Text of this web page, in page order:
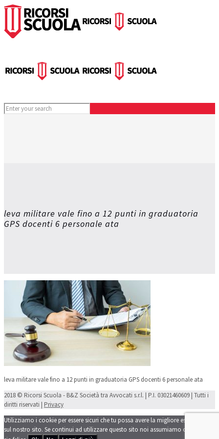
leva militare vale fino a 12 punti in graduatoria
GPS docenti 6 personale ata
leva militare vale fino a 12 punti in graduatoria GPS docenti 6 personale ata
2018 © Ricorsi Scuola - B&Z Società tra Avvocati s.r.l. | P.I. 03021460609 | Tutti i
diritti riservati | Privacy
Utilizziamo i cookie per essere sicuri che tu possa avere la migliore esperienza
sul nostro sito. Se continui ad utilizzare questo sito noi assumiamo che tu ne